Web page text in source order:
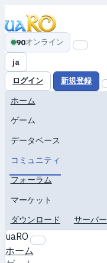
90オンライン
ja
ログイン 新規登録
ホーム
ゲーム
データベース
コミュニティ
フォーラム
マーケット
ダウンロード
サーバー
uaRO
ホーム